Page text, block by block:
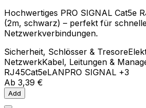
Hochwertiges PRO SIGNAL Cat5e
(2m, schwarz) – perfekt für
Netzwerkverbindungen.
Sicherheit, Schlösser & Tresore
NetzwerkKabel, Leitungen &
RJ45Cat5eLANPRO SIGNAL +3
Ab 3,39 €
Add